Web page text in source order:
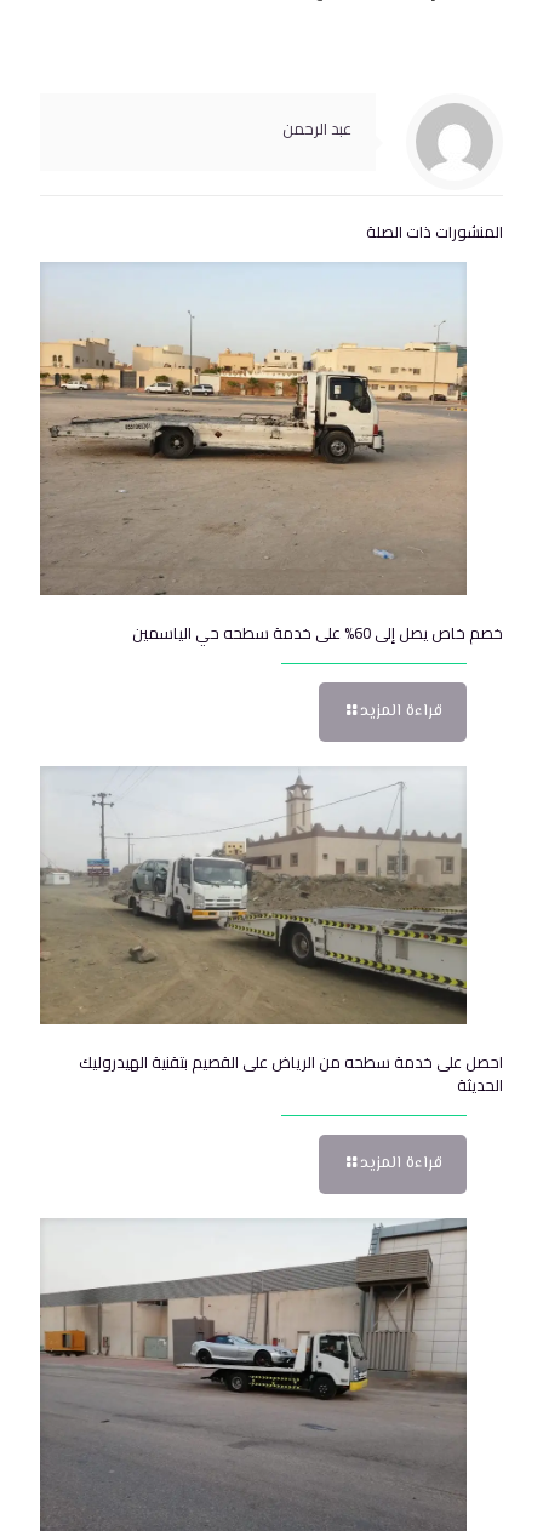
عبد الرحمن
المنشورات ذات الصلة
خصم خاص يصل إلى 60% على خدمة سطحه حي الياسمين
قراءة المزيد
احصل على خدمة سطحه من الرياض على القصيم بتقنية الهيدروليك
الحديثة
قراءة المزيد